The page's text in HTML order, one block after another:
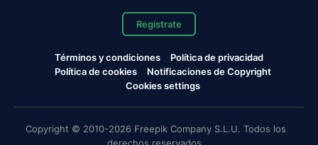
Regístrate
Términos y condiciones
Política de privacidad
Política de cookies
Notificaciones de Copyright
Cookies settings
Copyright © 2010-2026 Freepik Company S.L.U. Todos los